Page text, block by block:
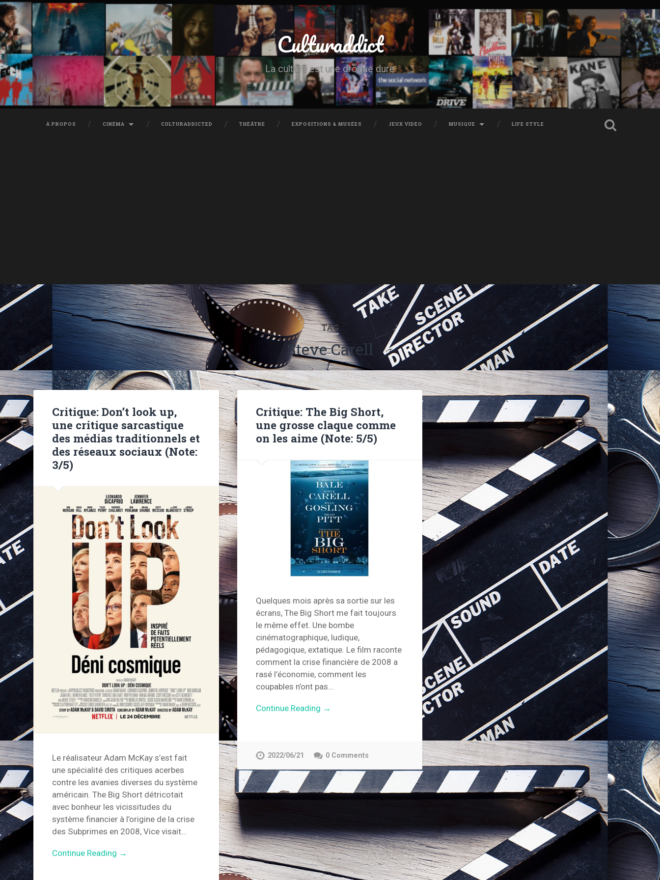
Culturaddict
La culture est une drogue dure
À PROPOS CINÉMA CULTURADDICTED THÉÂTRE EXPOSITIONS & MUSÉES JEUX VIDÉO MUSIQUE LIFE STYLE
TAG
Steve Carell
Critique: Don’t look up,
une critique sarcastique
des médias traditionnels et
des réseaux sociaux (Note:
3/5)
Le réalisateur Adam McKay s’est fait
une spécialité des critiques acerbes
contre les avanies diverses du système
américain. The Big Short détricotait
avec bonheur les vicissitudes du
système financier à l’origine de la crise
des Subprimes en 2008, Vice visait…
Continue Reading →
Critique: The Big Short,
une grosse claque comme
on les aime (Note: 5/5)
Quelques mois après sa sortie sur les
écrans, The Big Short me fait toujours
le même effet. Une bombe
cinématographique, ludique,
pédagogique, extatique. Le film raconte
comment la crise financière de 2008 a
rasé l’économie, comment les
coupables n’ont pas…
Continue Reading →
2022/06/21 0 Comments